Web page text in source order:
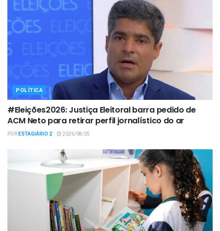
POLÍTICA
#Eleições2026: Justiça Eleitoral barra pedido de
ACM Neto para retirar perfil jornalístico do ar
PORESTAGIÁRIO 2 2026/08/05